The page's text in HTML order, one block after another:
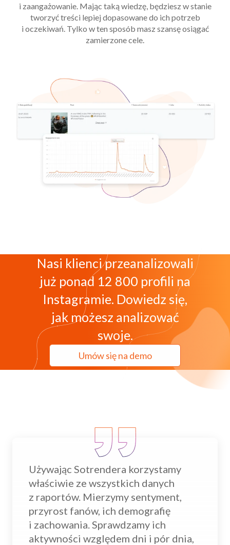
i zaangażowanie. Mając taką wiedzę, będziesz w stanie
tworzyć treści lepiej dopasowane do ich potrzeb
i oczekiwań. Tylko w ten sposób masz szansę osiągać
zamierzone cele.
Nasi klienci przeanalizowali
już ponad 12 800 profili na
Instagramie. Dowiedz się,
jak możesz analizować
swoje.
Umów się na demo
Używając Sotrendera korzystamy
właściwie ze wszystkich danych
z raportów. Mierzymy sentyment,
przyrost fanów, ich demografię
i zachowania. Sprawdzamy ich
aktywności względem dni i pór dnia,